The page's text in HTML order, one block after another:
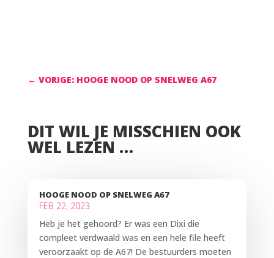
← VORIGE: HOOGE NOOD OP SNELWEG A67
DIT WIL JE MISSCHIEN OOK
WEL LEZEN …
HOOGE NOOD OP SNELWEG A67
FEB 22, 2023
Heb je het gehoord? Er was een Dixi die
compleet verdwaald was en een hele file heeft
veroorzaakt op de A67! De bestuurders moeten